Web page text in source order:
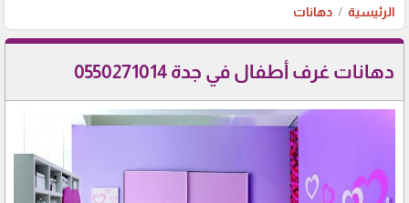
الرئيسية دهانات
دهانات غرف أطفال في جدة 0550271014